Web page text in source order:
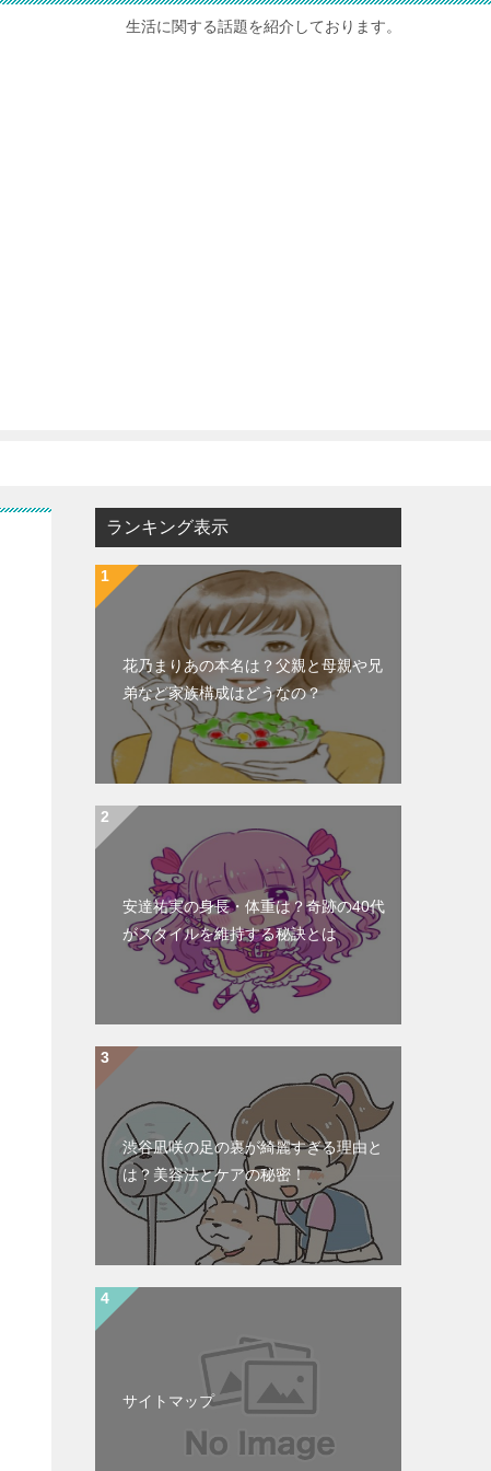
生活に関する話題を紹介しております。
ランキング表示
花乃まりあの本名は？父親と母親や兄
弟など家族構成はどうなの？
安達祐実の身長・体重は？奇跡の40代
がスタイルを維持する秘訣とは
渋谷凪咲の足の裏が綺麗すぎる理由と
は？美容法とケアの秘密！
サイトマップ